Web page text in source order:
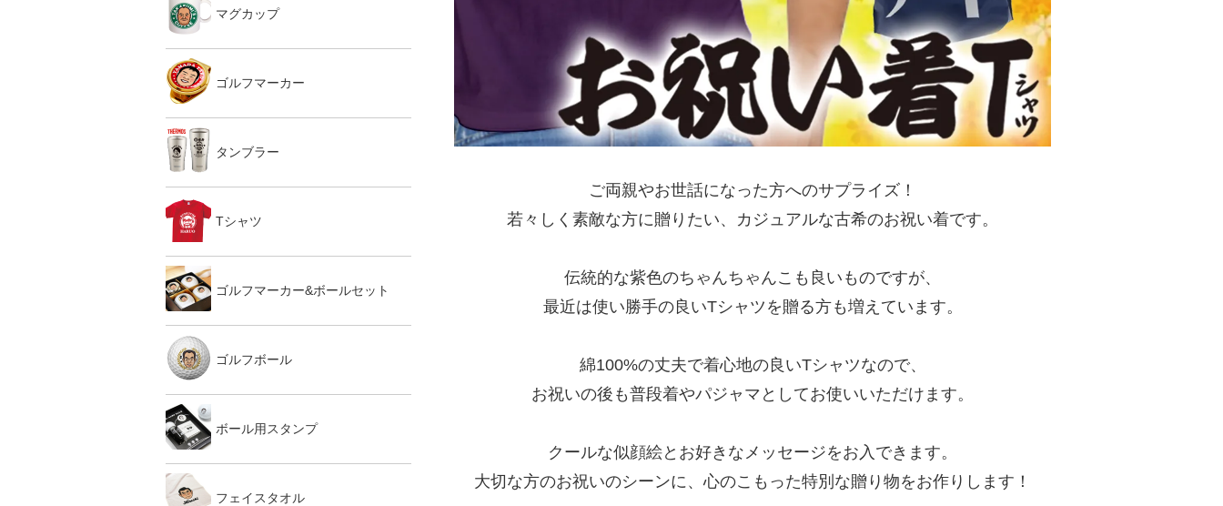
ご両親やお世話になった方へのサプライズ！
若々しく素敵な方に贈りたい、カジュアルな古希のお祝い着です。
伝統的な紫色のちゃんちゃんこも良いものですが、
最近は使い勝手の良いTシャツを贈る方も増えています。
綿100%の丈夫で着心地の良いTシャツなので、
お祝いの後も普段着やパジャマとしてお使いいただけます。
クールな似顔絵とお好きなメッセージをお入できます。
大切な方のお祝いのシーンに、心のこもった特別な贈り物をお作りします！
マグカップ
ゴルフマーカー
タンブラー
Tシャツ
ゴルフマーカー&ボールセット
ゴルフボール
ボール用スタンプ
フェイスタオル